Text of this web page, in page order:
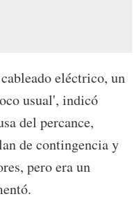
eléctrico, un
usual', indicó
del percance,
de contingencia y
pero era un